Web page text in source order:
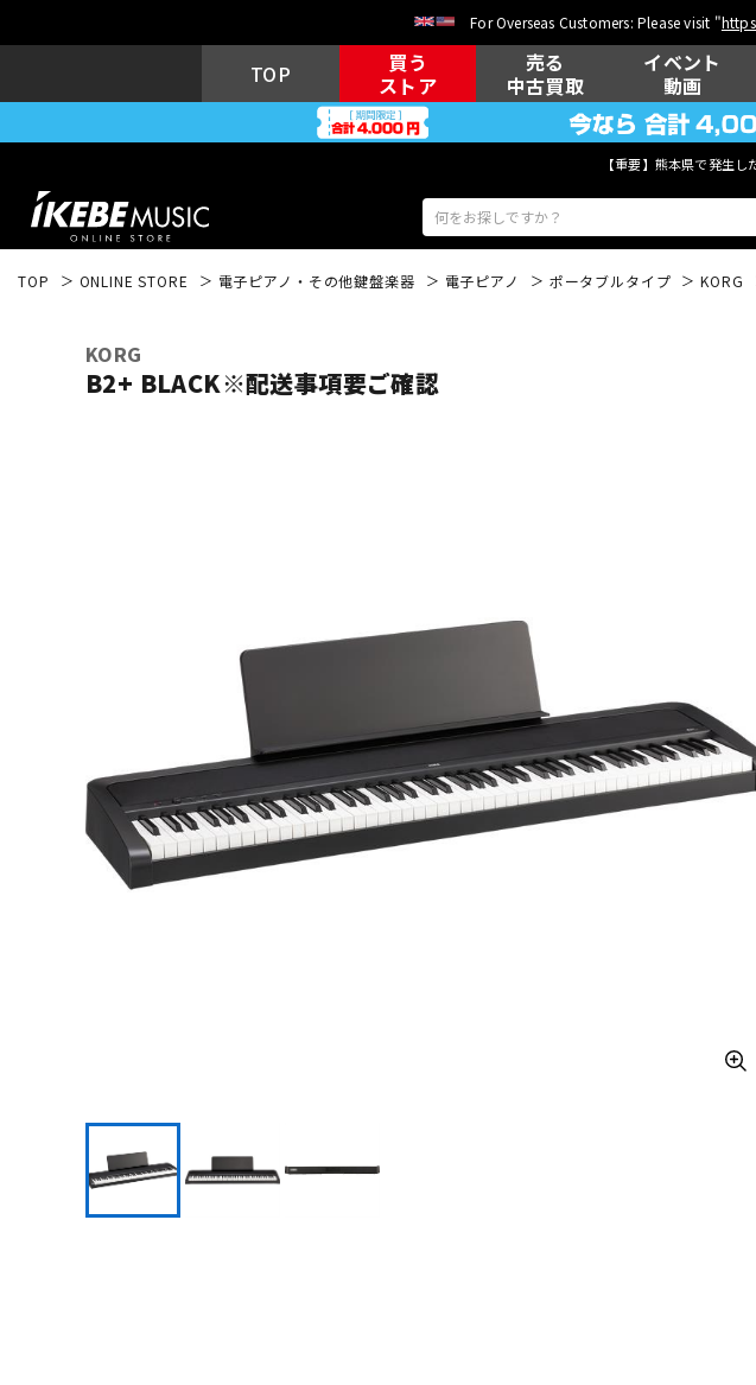
For Overseas Customers: Please visit "
TOP
買う
ストア
売る
中古買取
イベント
動画
【重要】熊本県で発生
ヴィンテージ
TOP ONLINE STORE 電子ピアノ・その他鍵盤楽器 電子ピアノ ポータブルタイプ KORG
KORG
B2+ BLACK※配送事項要ご確認